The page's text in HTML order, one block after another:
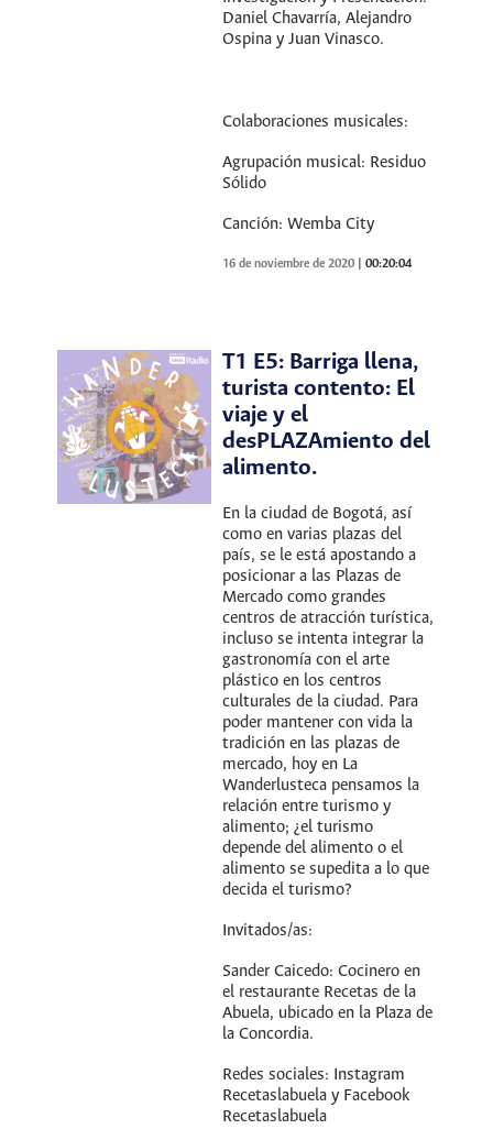
Daniel Chavarría, Alejandro
Ospina y Juan Vinasco.
Colaboraciones musicales:
Agrupación musical: Residuo
Sólido
Canción: Wemba City
16 de noviembre de 2020 |00:20:04
T1 E5: Barriga llena,
turista contento: El
viaje y el
desPLAZAmiento del
alimento.
En la ciudad de Bogotá, así
como en varias plazas del
país, se le está apostando a
posicionar a las Plazas de
Mercado como grandes
centros de atracción turística,
incluso se intenta integrar la
gastronomía con el arte
plástico en los centros
culturales de la ciudad. Para
poder mantener con vida la
tradición en las plazas de
mercado, hoy en La
Wanderlusteca pensamos la
relación entre turismo y
alimento; ¿el turismo
depende del alimento o el
alimento se supedita a lo que
decida el turismo?
Invitados/as:
Sander Caicedo: Cocinero en
el restaurante Recetas de la
Abuela, ubicado en la Plaza de
la Concordia.
Redes sociales: Instagram
Recetaslabuela y Facebook
Recetaslabuela